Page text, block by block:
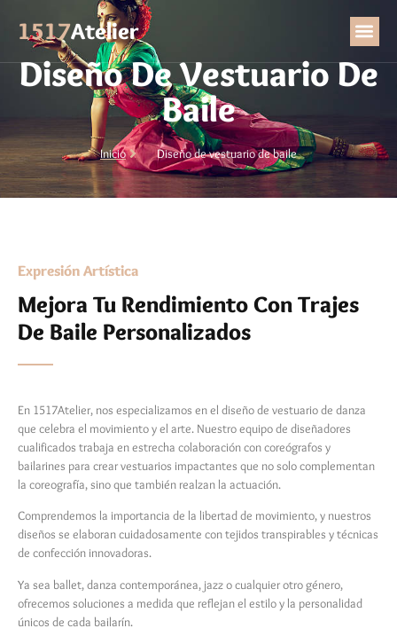
1517Atelier
Diseño De Vestuario De
Baile
Diseño De Vestuario De
Baile
Inicio Diseño de vestuario de baile
Expresión Artística
Mejora Tu Rendimiento Con Trajes
De Baile Personalizados
En 1517Atelier, nos especializamos en el diseño de vestuario de danza
que celebra el movimiento y el arte. Nuestro equipo de diseñadores
cualificados trabaja en estrecha colaboración con coreógrafos y
bailarines para crear vestuarios impactantes que no solo complementan
la coreografía, sino que también realzan la actuación.
Comprendemos la importancia de la libertad de movimiento, y nuestros
diseños se elaboran cuidadosamente con tejidos transpirables y técnicas
de confección innovadoras.
Ya sea ballet, danza contemporánea, jazz o cualquier otro género,
ofrecemos soluciones a medida que reflejan el estilo y la personalidad
únicos de cada bailarín.